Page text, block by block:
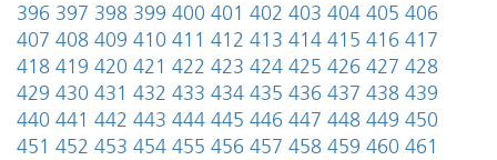
396 397 398 399 400 401 402 403 404 405 406
407 408 409 410 411 412 413 414 415 416 417
418 419 420 421 422 423 424 425 426 427 428
429 430 431 432 433 434 435 436 437 438 439
440 441 442 443 444 445 446 447 448 449 450
451 452 453 454 455 456 457 458 459 460 461